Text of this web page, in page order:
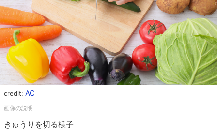
credit: AC
きゅうりを切る様子